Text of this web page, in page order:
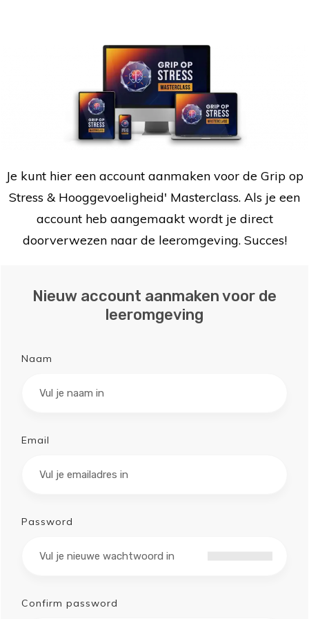
Je kunt hier een account aanmaken voor de Grip op
Stress & Hooggevoeligheid' Masterclass. Als je een
account heb aangemaakt wordt je direct
doorverwezen naar de leeromgeving. Succes!
Nieuw account aanmaken voor de
leeromgeving
Naam
Email
Password
Confirm password